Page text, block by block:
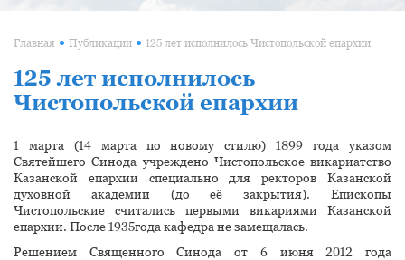
Главная Публикации 125 лет исполнилось Чистопольской епархии
125 лет исполнилось
Чистопольской епархии
1 марта (14 марта по новому стилю) 1899 года указом
Святейшего Синода учреждено Чистопольское викариатство
Казанской епархии специально для ректоров Казанской
духовной академии (до её закрытия). Епископы
Чистопольские считались первыми викариями Казанской
епархии. После 1935года кафедра не замещалась.
Решением Священного Синода от 6 июня 2012 года